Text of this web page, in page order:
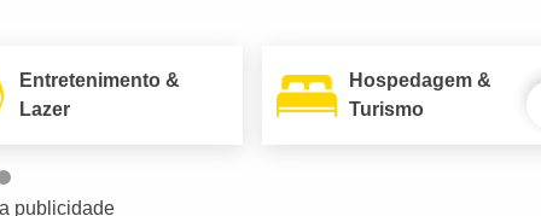
Entretenimento &
Lazer
Hospedagem &
Turismo
publicidade